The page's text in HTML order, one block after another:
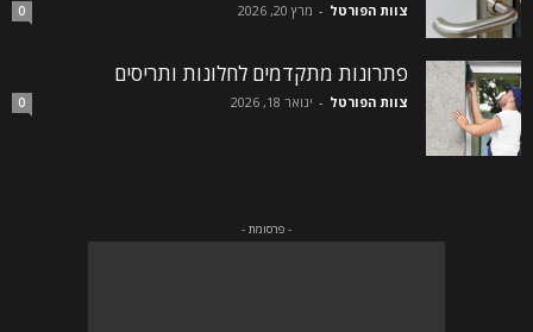
צוות הפורטל - מרץ 20, 2026 0
פתרונות מתקדמים לחלונות ותריסים
צוות הפורטל - ינואר 18, 2026 0
- פרסומת -